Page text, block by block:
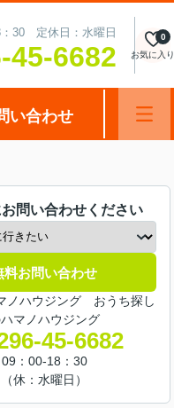
30 定休日：水曜日
45-6682 お気に入り
0
い合わせ
問い合わせください
料お問い合わせ
ノハウジング おうち探し
マノハウジング
45-6682
09：00-18：30
（休：水曜日）